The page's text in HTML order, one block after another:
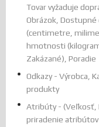
Tovar vyžaduje
Obrázok, Dostupné
(centimetre,
hmotnosti
Zakázané), Poradie
Odkazy - Výrobca,
produkty
Atribúty - (Veľkosť,
priradenie